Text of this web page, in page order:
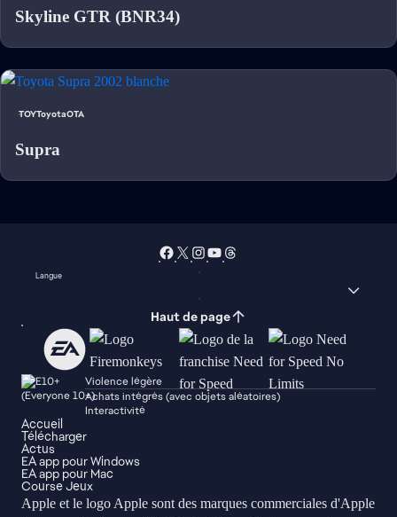
Skyline GTR (BNR34)
TOYToyotaOTA
Supra
Langue
Haut de page
Violence légère
Achats intégrés (avec objets aléatoires)
Interactivité
Accueil
Télécharger
Actus
EA app pour Windows
EA app pour Mac
Course Jeux
Apple et le logo Apple sont des marques commerciales d'Apple